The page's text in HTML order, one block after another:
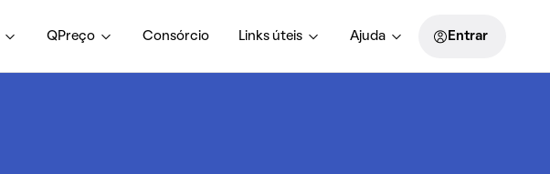
QPreço Consórcio Links úteis Ajuda Entrar